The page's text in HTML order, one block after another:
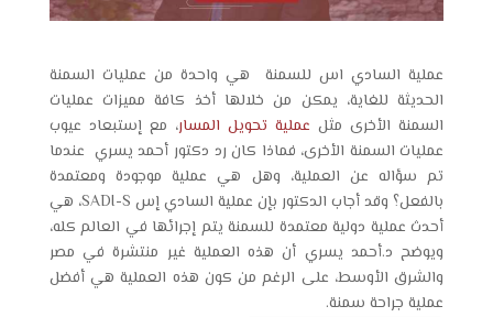
عملية السادي اس للسمنة هي واحدة من عمليات السمنة
الحديثةللغاية، يمكن من خلالها أخذ كافة مميزات عمليات
السمنة الأخرى مثل عملية تحويل المسار، مع إستبعاد عيوب
عمليات السمنة الأخرى، فماذا كان رد دكتور أحمد يسري عندما
تم سؤاله عن العملية، وهل هي عملية موجودة ومعتمدة
بالفعل؟ وقد أجاب الدكتور بإن عملية السادي إس SADI-S
، هي
أحدث عملية دولية معتمدة للسمنة يتم إجرائها في العالم كله،
ويوضح د.أحمد يسري أن هذه العملية غير منتشرة في مصر
والشرق الأوسط، على الرغم من كون هذه العملية هيأفضل
عملية جراحة سمنة.